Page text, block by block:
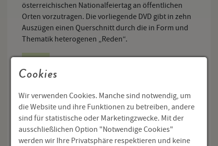
österreichischen Nationalfeiertag an öffentlichen
Orten vorzutragen. Die vorliegende DVD gibt in zehn
Auszügen einen Querschnitt durch die in Form und
Thematik heterogenen „Reden“.
€ 9,90
Menge
In den Warenkorb
Cookies
Wir verwenden Cookies. Manche sind notwendig, um
die Website und ihre Funktionen zu betreiben, andere
sind für statistische oder Marketingzwecke. Mit der
ausschließlichen Option "Notwendige Cookies"
werden wir Ihre Privatsphäre respektieren und keine